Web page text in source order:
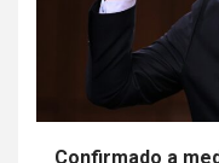
Confirmado a